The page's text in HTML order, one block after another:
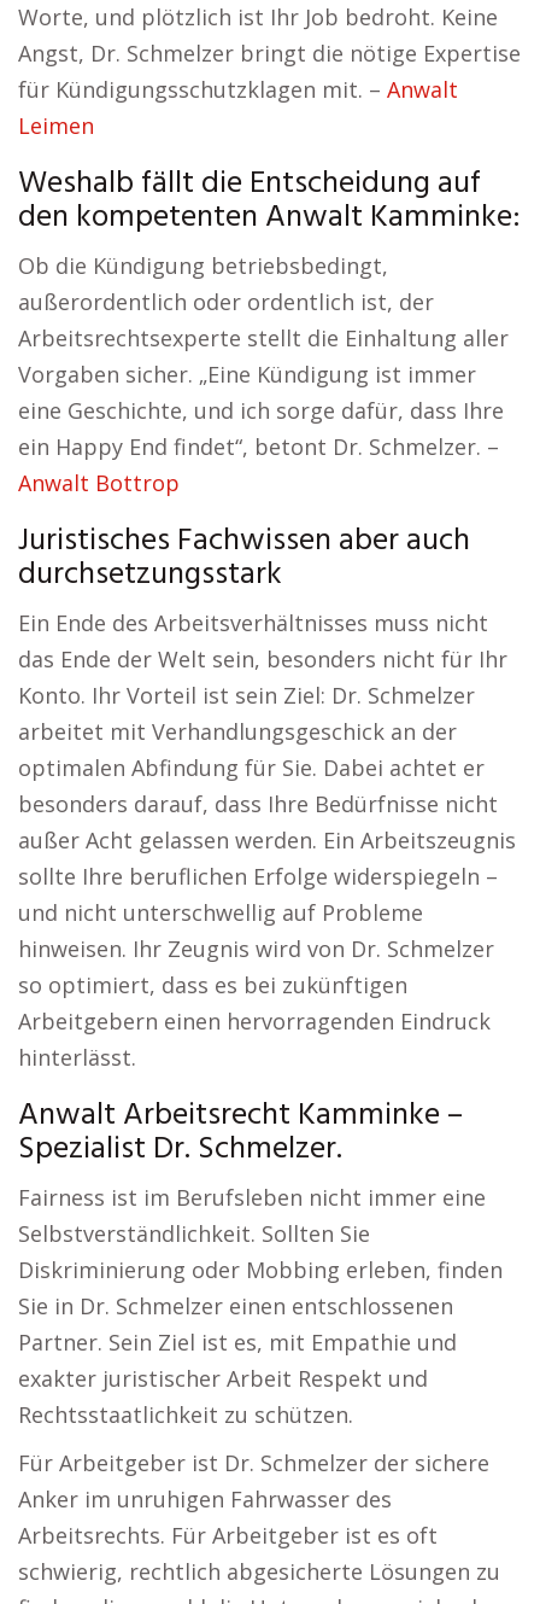
Worte, und plötzlich ist Ihr Job bedroht. Keine
Angst, Dr. Schmelzer bringt die nötige Expertise
für Kündigungsschutzklagen mit. – Anwalt
Leimen
Weshalb fällt die Entscheidung auf
den kompetenten Anwalt Kamminke:
Ob die Kündigung betriebsbedingt,
außerordentlich oder ordentlich ist, der
Arbeitsrechtsexperte stellt die Einhaltung aller
Vorgaben sicher. „Eine Kündigung ist immer
eine Geschichte, und ich sorge dafür, dass Ihre
ein Happy End findet“, betont Dr. Schmelzer. –
Anwalt Bottrop
Juristisches Fachwissen aber auch
durchsetzungsstark
Ein Ende des Arbeitsverhältnisses muss nicht
das Ende der Welt sein, besonders nicht für Ihr
Konto. Ihr Vorteil ist sein Ziel: Dr. Schmelzer
arbeitet mit Verhandlungsgeschick an der
optimalen Abfindung für Sie. Dabei achtet er
besonders darauf, dass Ihre Bedürfnisse nicht
außer Acht gelassen werden. Ein Arbeitszeugnis
sollte Ihre beruflichen Erfolge widerspiegeln –
und nicht unterschwellig auf Probleme
hinweisen. Ihr Zeugnis wird von Dr. Schmelzer
so optimiert, dass es bei zukünftigen
Arbeitgebern einen hervorragenden Eindruck
hinterlässt.
Anwalt Arbeitsrecht Kamminke –
Spezialist Dr. Schmelzer.
Fairness ist im Berufsleben nicht immer eine
Selbstverständlichkeit. Sollten Sie
Diskriminierung oder Mobbing erleben, finden
Sie in Dr. Schmelzer einen entschlossenen
Partner. Sein Ziel ist es, mit Empathie und
exakter juristischer Arbeit Respekt und
Rechtsstaatlichkeit zu schützen.
Für Arbeitgeber ist Dr. Schmelzer der sichere
Anker im unruhigen Fahrwasser des
Arbeitsrechts. Für Arbeitgeber ist es oft
schwierig, rechtlich abgesicherte Lösungen zu